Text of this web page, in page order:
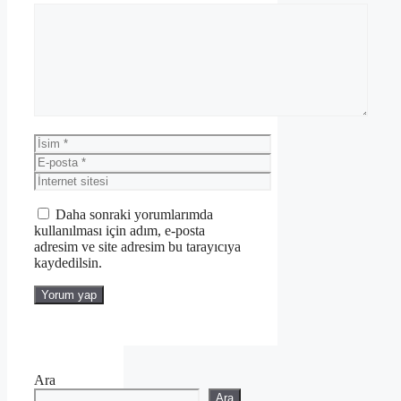
İsim
E-
posta
İnternet
sitesi
Daha sonraki yorumlarımda
kullanılması için adım, e-posta
adresim ve site adresim bu tarayıcıya
kaydedilsin.
Ara
Ara